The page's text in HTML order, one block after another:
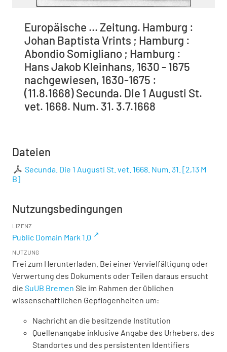
Europäische ... Zeitung. Hamburg :
Johan Baptista Vrints ; Hamburg :
Abondio Somigliano ; Hamburg :
Hans Jakob Kleinhans, 1630 - 1675
nachgewiesen, 1630-1675 :
(11.8.1668) Secunda. Die 1 Augusti St.
vet. 1668. Num. 31. 3.7.1668
Dateien
Secunda. Die 1 Augusti St. vet. 1668. Num. 31. [2,13 M
B]
Nutzungsbedingungen
LIZENZ
Public Domain Mark 1.0
NUTZUNG
Frei zum Herunterladen. Bei einer Vervielfältigung oder
Verwertung des Dokuments oder Teilen daraus ersucht
die SuUB Bremen Sie im Rahmen der üblichen
wissenschaftlichen Gepflogenheiten um:
Nachricht an die besitzende Institution
Quellenangabe inklusive Angabe des Urhebers, des
Standortes und des persistenten Identifiers